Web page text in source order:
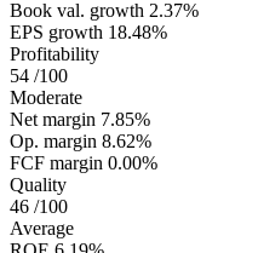
Book val. growth 2.37%
EPS growth 18.48%
Profitability
54 /100
Moderate
Net margin 7.85%
Op. margin 8.62%
FCF margin 0.00%
Quality
46 /100
Average